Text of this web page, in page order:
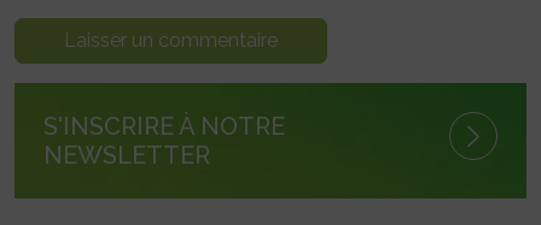
S'INSCRIRE À NOTRE
NEWSLETTER